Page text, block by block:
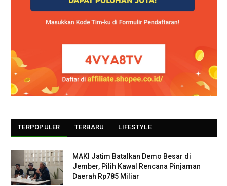
TERPOPULER TERBARU LIFESTYLE
MAKI Jatim Batalkan Demo Besar di
Jember, Pilih Kawal Rencana Pinjaman
Daerah Rp785 Miliar